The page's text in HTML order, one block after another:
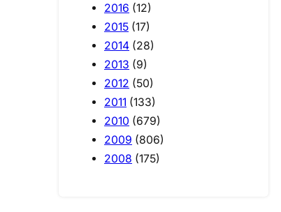
2016 (12)
2015 (17)
2014 (28)
2013 (9)
2012 (50)
2011 (133)
2010 (679)
2009 (806)
2008 (175)